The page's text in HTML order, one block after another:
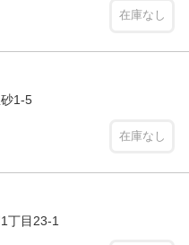
在庫なし
砂1-5
在庫なし
丁目23-1